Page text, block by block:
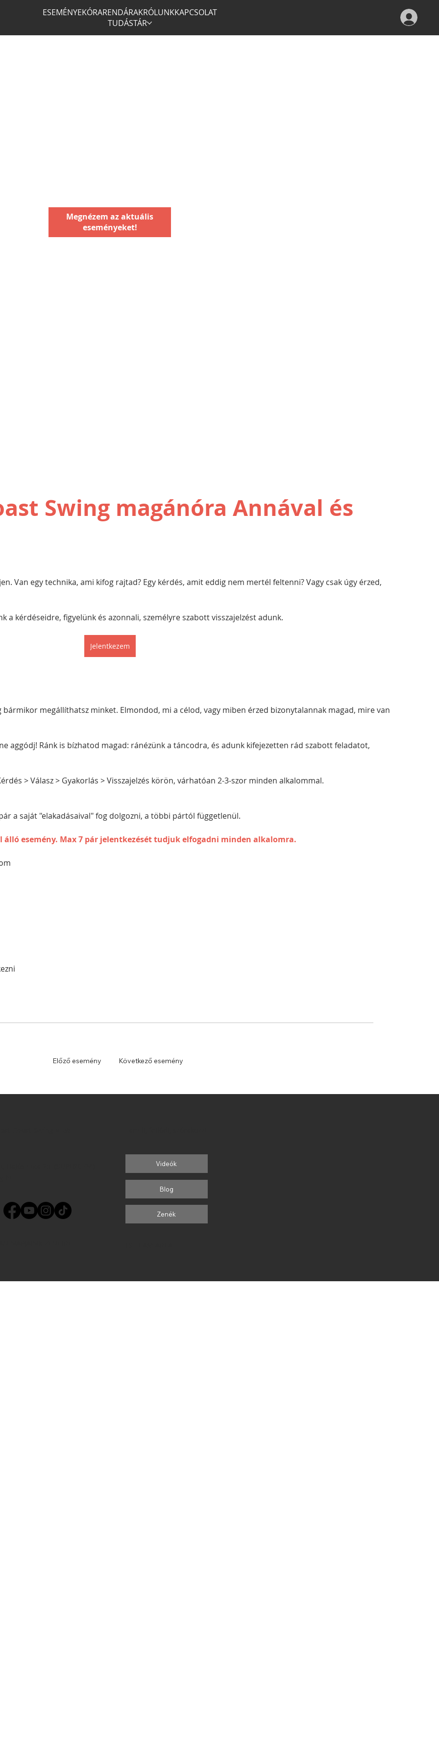
ESEMÉNYEKÓRARENDÁRAKRÓLUNKKAPCSOLAT
TUDÁSTÁR
Megnézem az aktuális
eseményeket!
Swing magánóra Annával és
Van egy technika, ami kifog rajtad? Egy kérdés, amit eddig nem mertél feltenni? Vagy csak úgy érzed,
kérdéseidre, figyelünk és azonnali, személyre szabott visszajelzést adunk.
Jelentkezem
bármikor megállíthatsz minket. Elmondod, mi a célod, vagy miben érzed bizonytalannak magad, mire van
aggódj! Ránk is bízhatod magad: ránézünk a táncodra, és adunk kifejezetten rád szabott feladatot,
> Válasz > Gyakorlás > Visszajelzés körön, várhatóan 2-3-szor minden alkalommal.
a saját "elakadásaival" fog dolgozni, a többi pártól függetlenül.
esemény. Max 7 pár jelentkezését tudjuk elfogadni minden alkalomra.
Előző esemény Következő esemény
Videók
Blog
Zenék